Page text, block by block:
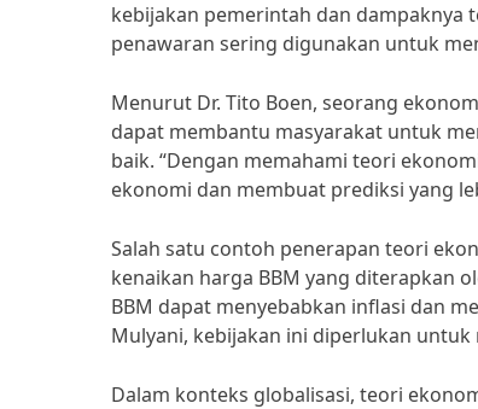
kebijakan pemerintah dan
penawaran sering digunakan untuk
Menurut Dr. Tito Boen, seorang
dapat membantu masyarakat untuk
baik. “Dengan memahami teori
ekonomi dan membuat prediksi yang
Salah satu contoh penerapan teori
kenaikan harga BBM yang diterapkan
BBM dapat menyebabkan inflasi dan
Mulyani, kebijakan ini diperlukan
Dalam konteks globalisasi, teori